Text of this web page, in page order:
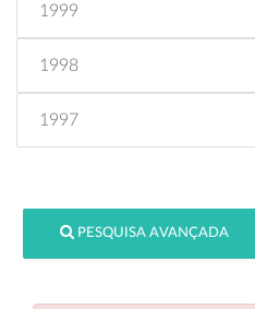
1999
1998
1997
PESQUISA AVANÇADA